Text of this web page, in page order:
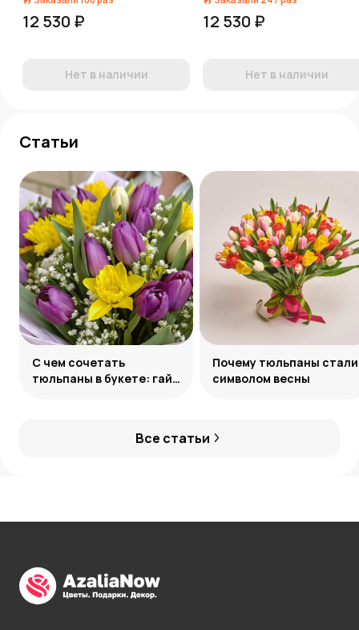
12 530 ₽
Нет в наличии
12 530 ₽
Нет в наличии
Статьи
Все статьи
С чем сочетать
тюльпаны в букете: гайд
Почему тюльпаны стали
символом весны